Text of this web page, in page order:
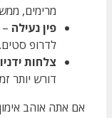
מרימים,
פין נעילה
לדרופ סטים.
צלחות
דורש יותר
אם אתה אוהב